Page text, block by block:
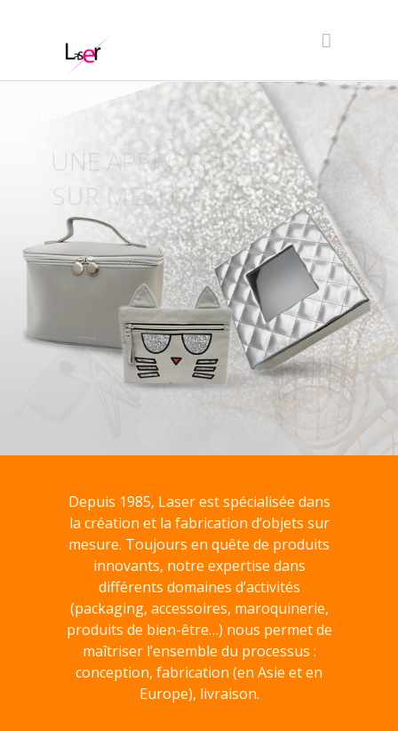
COMPETENCES
UNISSONS NOS
Depuis 1985, Laser est spécialisée dans
la création et la fabrication d’objets sur
mesure. Toujours en quête de produits
innovants, notre expertise dans
différents domaines d’activités
(packaging, accessoires, maroquinerie,
produits de bien-être…) nous permet de
maîtriser l’ensemble du processus :
conception, fabrication (en Asie et en
Europe), livraison.